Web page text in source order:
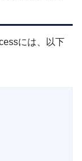
には、以下